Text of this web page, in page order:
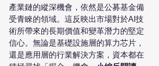
產業鏈的縱深機會，依然是公募基金備
受青睞的領域。這反映出市場對於AI技
術所帶來的長期價值和變革潛力的堅定
信心。無論是基礎設施層的算力芯片，
還是應用層的行業解決方案，資本都在